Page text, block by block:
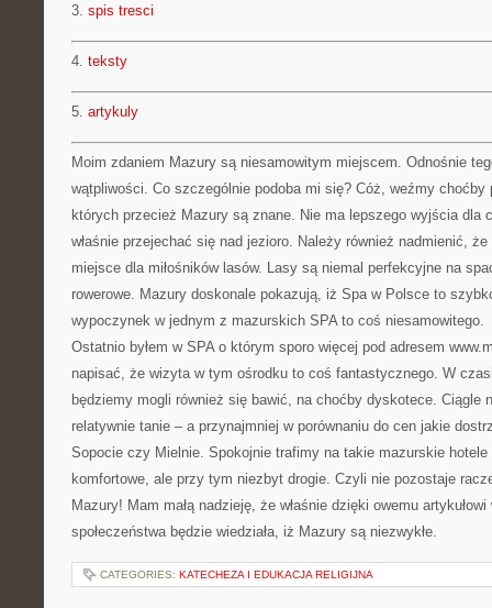
3. spis tresci
4. teksty
5. artykuly
Moim zdaniem Mazury są niesamowitym miejscem. Odnośnie
wątpliwości. Co szczególnie podoba mi się? Cóż, weźmy choćby
których przecież Mazury są znane. Nie ma lepszego wyjścia dla
właśnie przejechać się nad jezioro. Należy również nadmienić, że
miejsce dla miłośników lasów. Lasy są niemal perfekcyjne na
rowerowe. Mazury doskonale pokazują, iż Spa w Polsce to
wypoczynek w jednym z mazurskich SPA to coś niesamowitego.
Ostatnio byłem w SPA o którym sporo więcej pod adresem
napisać, że wizyta w tym ośrodku to coś fantastycznego. W
będziemy mogli również się bawić, na choćby dyskotece. Ciągle
relatywnie tanie – a przynajmniej w porównaniu do cen jakie
Sopocie czy Mielnie. Spokojnie trafimy na takie mazurskie
komfortowe, ale przy tym niezbyt drogie. Czyli nie pozostaje
Mazury! Mam małą nadzieję, że właśnie dzięki owemu
społeczeństwa będzie wiedziała, iż Mazury są niezwykłe.
CATEGORIES: KATECHEZA I EDUKACJA RELIGIJNA